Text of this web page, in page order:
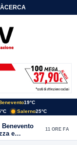
CERCA
19°C
Salerno25°C
e
11 ORE FA